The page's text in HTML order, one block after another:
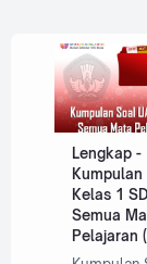
Lengkap -
Kumpulan
Kelas 1
Semua
Pelajaran